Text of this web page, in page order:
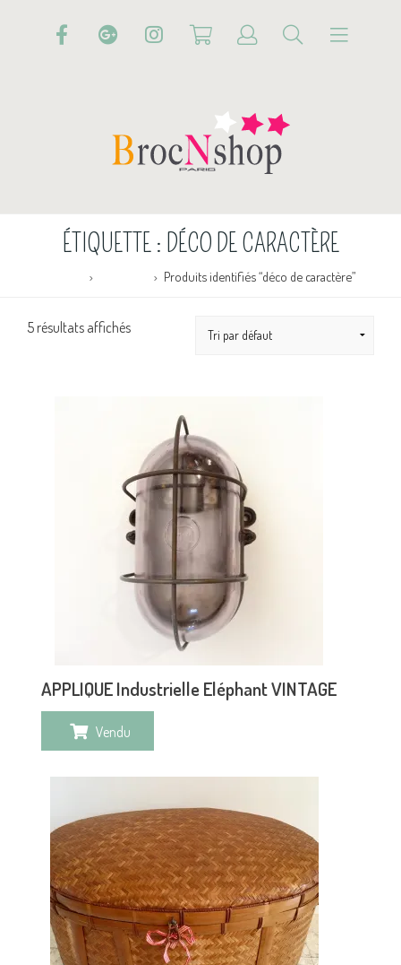
ÉTIQUETTE : DÉCO DE CARACTÈRE
Produits identifiés “déco de caractère”
5 résultats affichés
APPLIQUE Industrielle Eléphant VINTAGE
Vendu